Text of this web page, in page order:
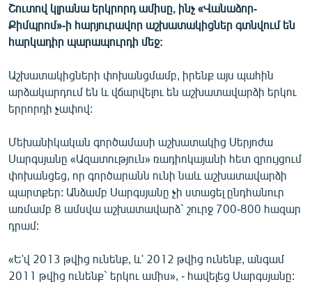
ԱՐԽԻՎ
ՏԵՍԱՆՅՈՒԹԵՐ
ՁԳՏԵԼՈՎ ԼԱՎԱԳՈՒՅՆԻՆ
ՓՈԴՔԱՍԹ
Հայերեն
English
Русский
ՀԵՏԵՎԵՔ ՄԵԶ
Շուտով կլրանա երկրորդ ամիսը, ինչ «Վանաձոր-
Քիմպրոմ»-ի հարյուրավոր աշխատակիցներ գտնվում են
հարկադիր պարապուրդի մեջ:
Աշխատակիցների փոխանցմամբ, իրենք այս պահին
արձակարդում են և վճարվելու են աշխատավարձի երկու
երրորդի չափով:
Մեխանիկական գործամասի աշխատակից Սերյոժա
Սարգսյանը «Ազատություն» ռադիոկայանի հետ զրույցում
փոխանցեց, որ գործարանն ունի նաև աշխատավարձի
պարտքեր: Անձամբ Սարգսյանը չի ստացել ընդհանուր
առմամբ 8 ամսվա աշխատավարձ` շուրջ 700-800 հազար
դրամ:
«Ե'վ 2013 թվից ունենք, և' 2012 թվից ունենք, անգամ
2011 թվից ունենք` երկու ամիս», - հավելեց Սարգսյանը: